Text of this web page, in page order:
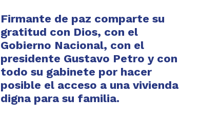
Firmante de paz comparte su
gratitud con Dios, con el
Gobierno Nacional, con el
presidente Gustavo Petro y con
todo su gabinete por hacer
posible el acceso a una vivienda
digna para su familia.